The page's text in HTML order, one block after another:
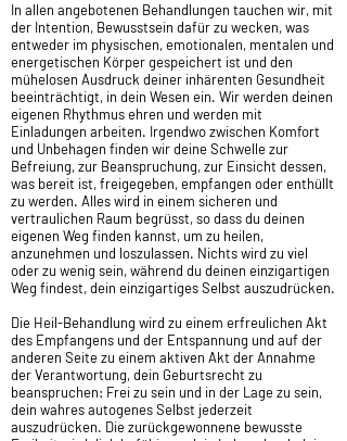
In allen angebotenen Behandlungen tauchen wir, mit
der Intention, Bewusstsein dafür zu wecken, was
entweder im physischen, emotionalen, mentalen und
energetischen Körper gespeichert ist und den
mühelosen Ausdruck deiner inhärenten Gesundheit
beeinträchtigt, in dein Wesen ein. Wir werden deinen
eigenen Rhythmus ehren und werden mit
Einladungen arbeiten. Irgendwo zwischen Komfort
und Unbehagen finden wir deine Schwelle zur
Befreiung, zur Beanspruchung, zur Einsicht dessen,
was bereit ist, freigegeben, empfangen oder enthüllt
zu werden. Alles wird in einem sicheren und
vertraulichen Raum begrüsst, so dass du deinen
eigenen Weg finden kannst, um zu heilen,
anzunehmen und loszulassen. Nichts wird zu viel
oder zu wenig sein, während du deinen einzigartigen
Weg findest, dein einzigartiges Selbst auszudrücken.
Die Heil-Behandlung wird zu einem erfreulichen Akt
des Empfangens und der Entspannung und auf der
anderen Seite zu einem aktiven Akt der Annahme
der Verantwortung, dein Geburtsrecht zu
beanspruchen: Frei zu sein und in der Lage zu sein,
dein wahres autogenes Selbst jederzeit
auszudrücken. Die zurückgewonnene bewusste